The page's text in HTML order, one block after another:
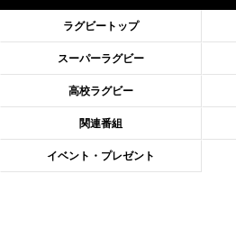
滑川剛人レフリー、早過ぎる引退「27年
2026年6月11日(木)更新
神戸、リーグワン初優勝の道のりデイブ
2026年6月4日(木)更新
“泣き虫先生”こと山口良治氏死去「信は力
ラグビートップ
スーパーラグビー
高校ラグビー
関連番組
イベント・プレゼント